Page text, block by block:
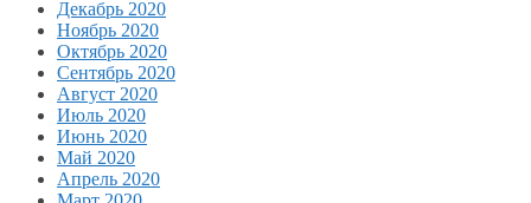
Декабрь 2020
Ноябрь 2020
Октябрь 2020
Сентябрь 2020
Август 2020
Июль 2020
Июнь 2020
Май 2020
Апрель 2020